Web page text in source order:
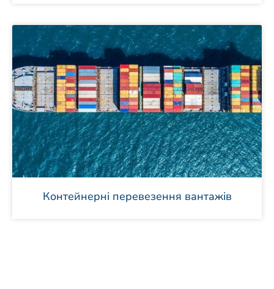
Контейнерні перевезення вантажів